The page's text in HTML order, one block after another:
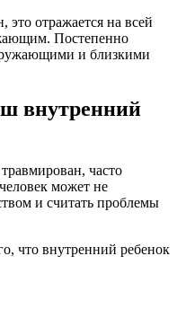
это отражается на всей
Постепенно
и близкими
внутренний
часто
может не
и считать проблемы
что внутренний ребенок